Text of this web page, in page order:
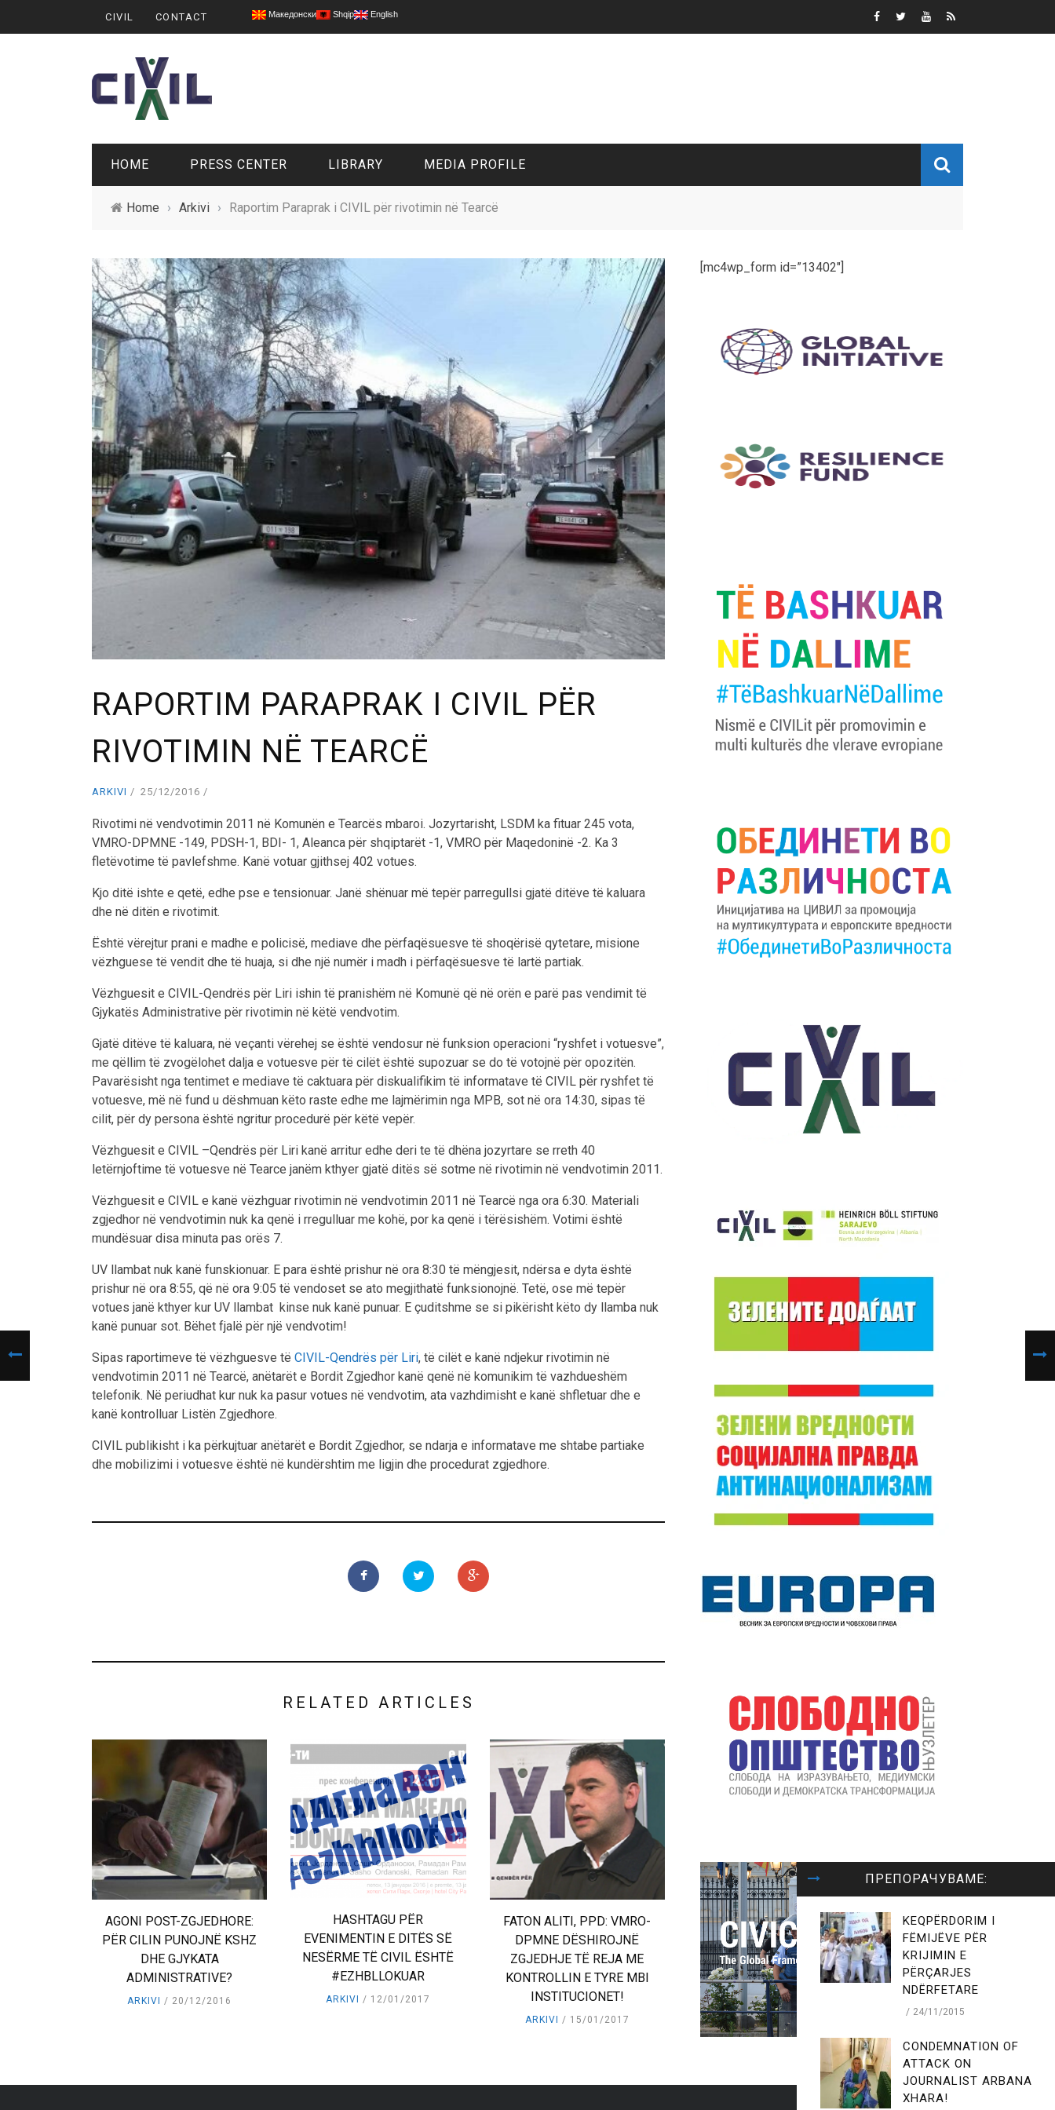
CIVIL CONTACT Македонски Shqip English
HOME PRESS CENTER LIBRARY MEDIA PROFILE
Home › Arkivi › Raportim Paraprak i CIVIL për rivotimin në Tearcë
RAPORTIM PARAPRAK I CIVIL PËR
RIVOTIMIN NË TEARCË
ARKIVI 25/12/2016
Rivotimi në vendvotimin 2011 në Komunën e Tearcës mbaroi. Jozyrtarisht, LSDM ka fituar 245 vota,
VMRO-DPMNE -149, PDSH-1, BDI- 1, Aleanca për shqiptarët -1, VMRO për Maqedoninë -2. Ka 3
fletëvotime të pavlefshme. Kanë votuar gjithsej 402 votues.
Kjo ditë ishte e qetë, edhe pse e tensionuar. Janë shënuar më tepër parregullsi gjatë ditëve të kaluara
dhe në ditën e rivotimit.
Është vërejtur prani e madhe e policisë, mediave dhe përfaqësuesve të shoqërisë qytetare, misione
vëzhguese të vendit dhe të huaja, si dhe një numër i madh i përfaqësuesve të lartë partiak.
Vëzhguesit e CIVIL-Qendrës për Liri ishin të pranishëm në Komunë që në orën e parë pas vendimit të
Gjykatës Administrative për rivotimin në këtë vendvotim.
Gjatë ditëve të kaluara, në veçanti vërehej se është vendosur në funksion operacioni “ryshfet i votuesve”,
me qëllim të zvogëlohet dalja e votuesve për të cilët është supozuar se do të votojnë për opozitën.
Pavarësisht nga tentimet e mediave të caktuara për diskualifikim të informatave të CIVIL për ryshfet të
votuesve, më në fund u dëshmuan këto raste edhe me lajmërimin nga MPB, sot në ora 14:30, sipas të
cilit, për dy persona është ngritur procedurë për këtë vepër.
Vëzhguesit e CIVIL –Qendrës për Liri kanë arritur edhe deri te të dhëna jozyrtare se rreth 40
letërnjoftime të votuesve në Tearce janëm kthyer gjatë ditës së sotme në rivotimin në vendvotimin 2011.
Vëzhguesit e CIVIL e kanë vëzhguar rivotimin në vendvotimin 2011 në Tearcë nga ora 6:30. Materiali
zgjedhor në vendvotimin nuk ka qenë i rregulluar me kohë, por ka qenë i tërësishëm. Votimi është
mundësuar disa minuta pas orës 7.
UV llambat nuk kanë funskionuar. E para është prishur në ora 8:30 të mëngjesit, ndërsa e dyta është
prishur në ora 8:55, që në ora 9:05 të vendoset se ato megjithatë funksionojnë. Tetë, ose më tepër
votues janë kthyer kur UV llambat kinse nuk kanë punuar. E çuditshme se si pikërisht këto dy llamba nuk
kanë punuar sot. Bëhet fjalë për një vendvotim!
Sipas raportimeve të vëzhguesve të CIVIL-Qendrës për Liri, të cilët e kanë ndjekur rivotimin në
vendvotimin 2011 në Tearcë, anëtarët e Bordit Zgjedhor kanë qenë në komunikim të vazhdueshëm
telefonik. Në periudhat kur nuk ka pasur votues në vendvotim, ata vazhdimisht e kanë shfletuar dhe e
kanë kontrolluar Listën Zgjedhore.
CIVIL publikisht i ka përkujtuar anëtarët e Bordit Zgjedhor, se ndarja e informatave me shtabe partiake
dhe mobilizimi i votuesve është në kundërshtim me ligjin dhe procedurat zgjedhore.
RELATED ARTICLES
AGONI POST-ZGJEDHORE:
PËR CILIN PUNOJNË KSHZ
DHE GJYKATA
ADMINISTRATIVE?
ARKIVI 20/12/2016
HASHTAGU PËR
EVENIMENTIN E DITËS SË
NESËRME TË CIVIL ËSHTË
#EZHBLLOKUAR
ARKIVI 12/01/2017
FATON ALITI, PPD: VMRO-
DPMNE DËSHIROJNË
ZGJEDHJE TË REJA ME
KONTROLLIN E TYRE MBI
INSTITUCIONET!
ARKIVI 15/01/2017
ПРЕПОРАЧУВАМЕ:
KEQPËRDORIM I
FËMIJËVE PËR
KRIJIMIN E
PËRÇARJES
NDËRFETARE
24/11/2015
CONDEMNATION OF
ATTACK ON
JOURNALIST ARBANA
XHARA!
[mc4wp_form id=”13402″]